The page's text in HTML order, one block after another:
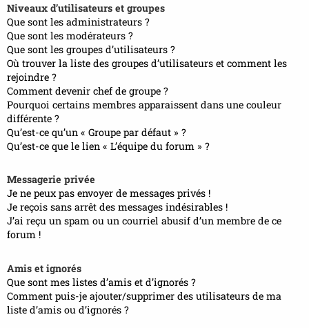
Niveaux d’utilisateurs et groupes
Que sont les administrateurs ?
Que sont les modérateurs ?
Que sont les groupes d’utilisateurs ?
Où trouver la liste des groupes d’utilisateurs et comment les
rejoindre ?
Comment devenir chef de groupe ?
Pourquoi certains membres apparaissent dans une couleur
différente ?
Qu’est-ce qu’un « Groupe par défaut » ?
Qu’est-ce que le lien « L’équipe du forum » ?
Messagerie privée
Je ne peux pas envoyer de messages privés !
Je reçois sans arrêt des messages indésirables !
J’ai reçu un spam ou un courriel abusif d’un membre de ce
forum !
Amis et ignorés
Que sont mes listes d’amis et d’ignorés ?
Comment puis-je ajouter/supprimer des utilisateurs de ma
liste d’amis ou d’ignorés ?